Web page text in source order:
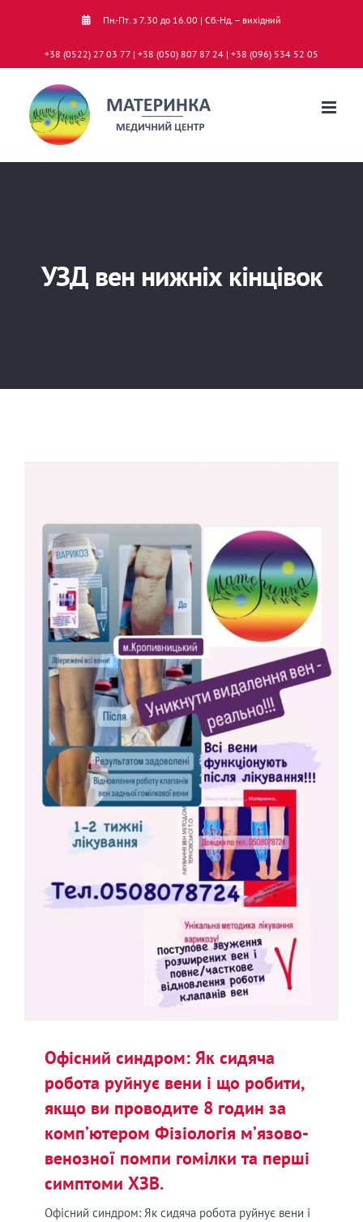
Пн.-Пт. з 7.30 до 16.00 | Сб.-Нд. – вихідний
+38 (0522) 27 03 77 | +38 (050) 807 87 24 | +38 (096) 534 52 05
УЗД вен нижніх кінцівок
Офісний синдром: Як сидяча
робота руйнує вени і що робити,
якщо ви проводите 8 годин за
комп’ютером Фізіологія м’язово-
венозної помпи гомілки та перші
симптоми ХЗВ.
Офісний синдром: Як сидяча робота руйнує вени і